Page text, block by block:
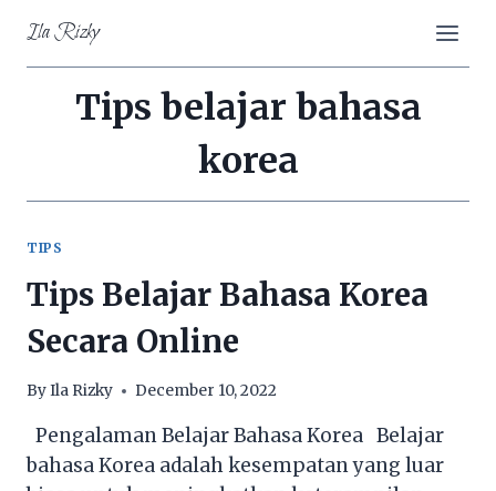
content
Ila Rizky
Tips belajar bahasa
korea
TIPS
Tips Belajar Bahasa Korea
Secara Online
ByIla Rizky December 10, 2022
Pengalaman Belajar Bahasa Korea Belajar
bahasa Korea adalah kesempatan yang luar